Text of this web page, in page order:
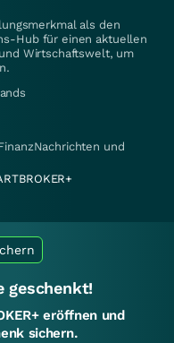
als den
Hub für einen aktuellen
Wirtschaftswelt, um
und
geschenkt!
eröffnen und
sichern.